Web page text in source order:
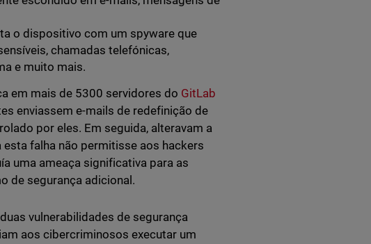
o dispositivo com um spyware que
chamadas telefónicas,
e muito mais.
em mais de 5300 servidores do GitLab
enviassem e-mails de redefinição de
por eles. Em seguida, alteravam a
falha não permitisse aos hackers
uma ameaça significativa para as
de segurança adicional.
vulnerabilidades de segurança
aos cibercriminosos executar um